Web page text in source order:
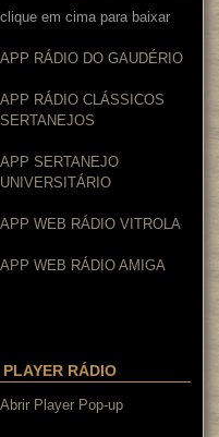
clique em cima para baixar
APP RÁDIO DO GAUDÉRIO
APP RÁDIO CLÁSSICOS
SERTANEJOS
APP SERTANEJO
UNIVERSITÁRIO
APP WEB RÁDIO VITROLA
APP WEB RÁDIO AMIGA
PLAYER RÁDIO
Abrir Player Pop-up